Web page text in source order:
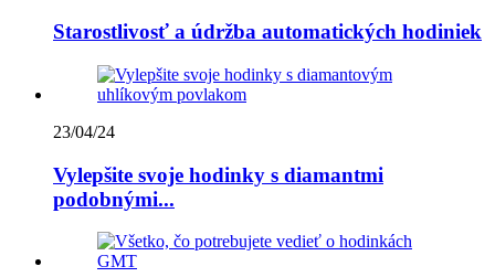
Starostlivosť a údržba automatických hodiniek
23/04/24
Vylepšite svoje hodinky s diamantmi
podobnými...